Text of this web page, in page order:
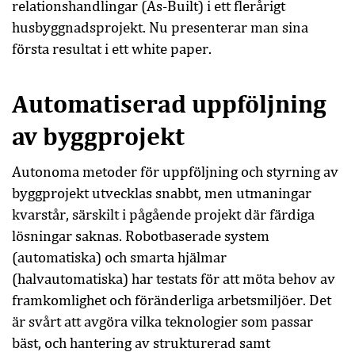
relationshandlingar (As-Built) i ett flerårigt
husbyggnadsprojekt. Nu presenterar man sina
första resultat i ett white paper.
Automatiserad uppföljning
av byggprojekt
Autonoma metoder för uppföljning och styrning av
byggprojekt utvecklas snabbt, men utmaningar
kvarstår, särskilt i pågående projekt där färdiga
lösningar saknas. Robotbaserade system
(automatiska) och smarta hjälmar
(halvautomatiska) har testats för att möta behov av
framkomlighet och föränderliga arbetsmiljöer. Det
är svårt att avgöra vilka teknologier som passar
bäst, och hantering av strukturerad samt